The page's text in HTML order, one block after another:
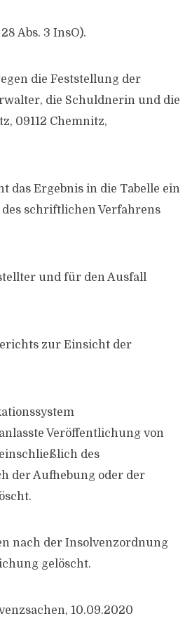
Abs. 3 InsO).
die Feststellung der
die Schuldnerin und die
09112 Chemnitz,
das Ergebnis in die Tabelle ein
schriftlichen Verfahrens
und für den Ausfall
zur Einsicht der
Veröffentlichung von
des
der Aufhebung oder der
nach der Insolvenzordnung
gelöscht.
10.09.2020